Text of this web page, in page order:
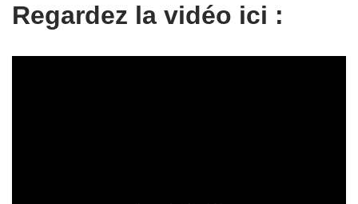
Regardez la vidéo ici :